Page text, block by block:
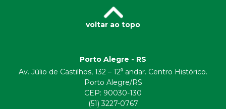
voltar ao topo
Porto Alegre - RS
Av. Júlio de Castilhos, 132 – 12⁰ andar. Centro Histórico.
Porto Alegre/RS
CEP: 90030-130
(51) 3227-0767